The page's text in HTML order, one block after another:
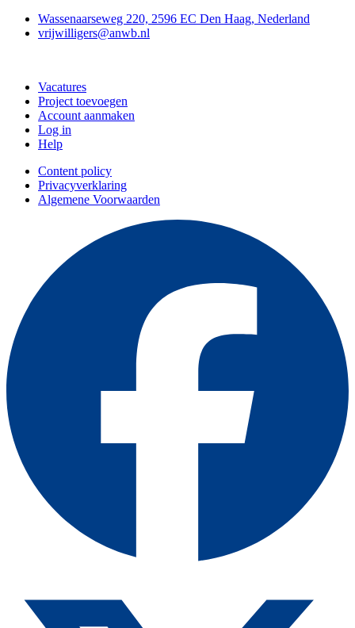
Wassenaarseweg 220, 2596 EC Den Haag, Nederland
vrijwilligers@anwb.nl
Vacatures
Project toevoegen
Account aanmaken
Log in
Help
Content policy
Privacyverklaring
Algemene Voorwaarden